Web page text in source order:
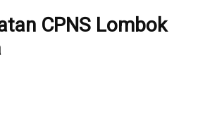
CPNS Lombok